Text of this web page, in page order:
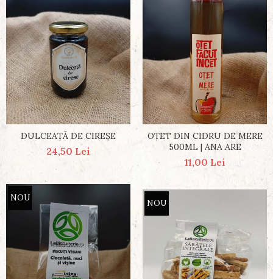
DULCEAȚĂ DE CIREȘE
24,50 Lei
OȚET DIN CIDRU DE MERE
500ML | ANA ARE
11,00 Lei
NOU
NOU